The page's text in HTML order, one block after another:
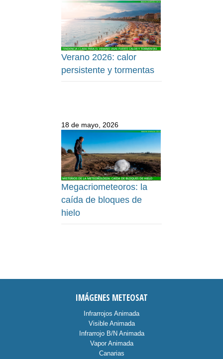
Verano 2026: calor
persistente y tormentas
18 de mayo, 2026
Megacriometeoros: la
caída de bloques de
hielo
IMÁGENES METEOSAT
Infrarrojos Animada
Visible Animada
Infrarrojo B/N Animada
Vapor Animada
Canarias